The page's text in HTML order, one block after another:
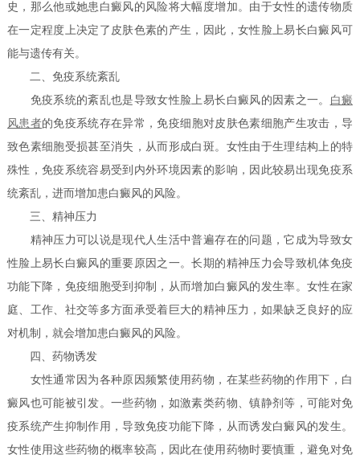
史，那么他或她患白癜风的风险将大幅度增加。由于女性的遗传物质
在一定程度上决定了皮肤色素的产生，因此，女性脸上易长白癜风可
能与遗传有关。
二、免疫系统紊乱
免疫系统的紊乱也是导致女性脸上易长白癜风的因素之一。 白癜
风患者的免疫系统存在异常，免疫细胞对皮肤色素细胞产生攻击，导
致色素细胞受损甚至消失，从而形成白斑。女性由于生理结构上的特
殊性，免疫系统容易受到内外环境因素的影响，因此较易出现免疫系
统紊乱，进而增加患白癜风的风险。
三、精神压力
精神压力可以说是现代人生活中普遍存在的问题，它成为导致女
性脸上易长白癜风的重要原因之一。长期的精神压力会导致机体免疫
功能下降，免疫细胞受到抑制，从而增加白癜风的发生率。女性在家
庭、工作、社交等多方面承受着巨大的精神压力，如果缺乏良好的应
对机制，就会增加患白癜风的风险。
四、药物诱发
女性通常因为各种原因频繁使用药物，在某些药物的作用下，白
癜风也可能被引发。一些药物，如激素类药物、镇静剂等，可能对免
疫系统产生抑制作用，导致免疫功能下降，从而诱发白癜风的发生。
女性使用这些药物的概率较高，因此在使用药物时要慎重，避免对免